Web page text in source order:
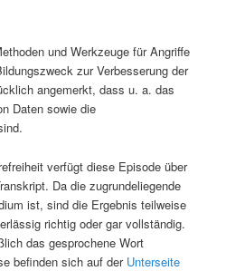
und Werkzeuge für Angriffe
zur Verbesserung der
angemerkt, dass u. a. das
Daten sowie die
verfügt diese Episode über
Da die zugrundeliegende
ist, sind die Ergebnis teilweise
richtig oder gar vollständig.
das gesprochene Wort
befinden sich auf der Unterseite